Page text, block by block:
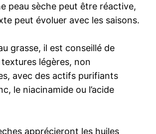
peau sèche peut être réactive,
peut évoluer avec les saisons.
grasse, il est conseillé de
légères, non
avec des actifs purifiants
le niacinamide ou l’acide
apprécieront les huiles